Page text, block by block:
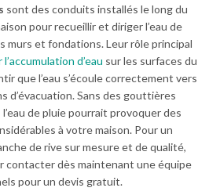
sont des conduits installés le long du
pour recueillir et diriger l’eau de
murs et fondations. Leur rôle principal
d’eau sur les surfaces du
que l’eau s’écoule correctement vers
d’évacuation. Sans des gouttières
de pluie pourrait provoquer des
à votre maison. Pour un
de rive sur mesure et de qualité,
contacter dès maintenant une équipe
pour un devis gratuit.